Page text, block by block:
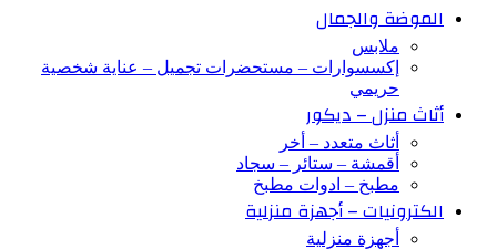
الموضة والجمال
ملابس
إكسسوارات – مستحضرات تجميل – عناية شخصية
حريمي
أثاث منزل – ديكور
أثاث متعدد – أخر
أقمشة – ستائر – سجاد
مطبخ – ادوات مطبخ
الكترونيات – أجهزة منزلية
أجهزة منزلية